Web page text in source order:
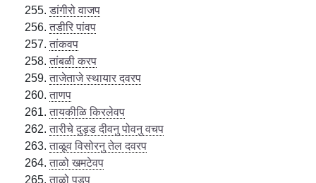
डांगीरो वाजप
तडीरि पांवप
तांकवप
तांबळी करप
ताजेताजे स्थायार दवरप
ताणप
तायकीळि किरलेवप
तारीचे दुड्ड दीवनु पोवनु वचप
ताळूव विसोरनु तेल दवरप
ताळो खमटेवप
ताळो पडप